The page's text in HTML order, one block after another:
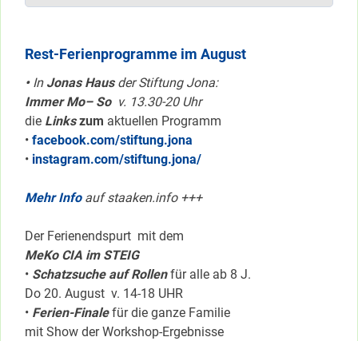
Rest-Ferienprogramme im August
•InJonas Hausder Stiftung Jona:
Immer Mo– So v. 13.30-20 Uhr
die Linkszum aktuellen Programm
• facebook.com/stiftung.jona
• instagram.com/stiftung.jona/
Mehr Infoauf staaken.info +++
Der Ferienendspurt mit dem
MeKo CIA im STEIG
• Schatzsuche auf Rollenfür alle ab 8 J.
Do 20. August v. 14-18 UHR
• Ferien-Finalefür die ganze Familie
mit Show der Workshop-Ergebnisse